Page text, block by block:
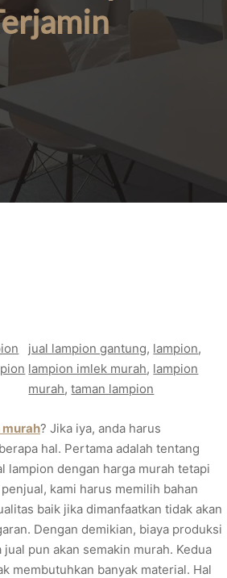
jual lampion gantung, lampion
lampion imlek murah, lampion
murah, taman lampion
murah? Jika iya, anda harus
hal. Pertama adalah tentang
lampion dengan harga murah tetapi
kami harus memilih bahan
baik jika dimanfaatkan tidak akan
Dengan demikian, biaya produksi
pun akan semakin murah. Kedua
membutuhkan banyak material. Hal